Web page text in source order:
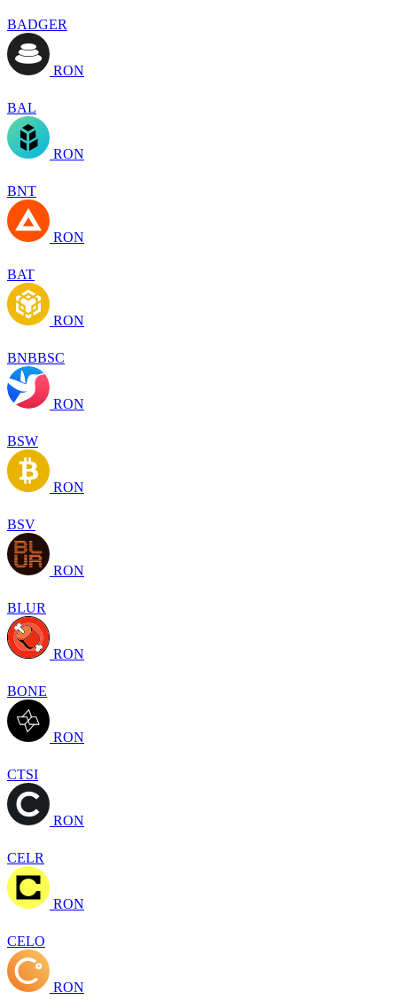
BADGER
RON
BAL
RON
BNT
RON
BAT
RON
BNBBSC
RON
BSW
RON
BSV
RON
BLUR
RON
BONE
RON
CTSI
RON
CELR
RON
CELO
RON